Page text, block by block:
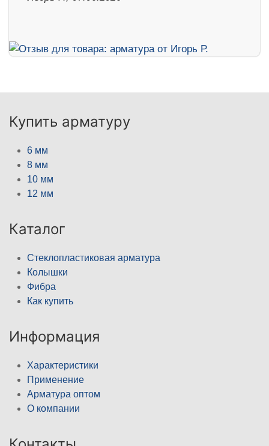
Купить арматуру
6 мм
8 мм
10 мм
12 мм
Каталог
Стеклопластиковая арматура
Колышки
Фибра
Как купить
Информация
Характеристики
Применение
Арматура оптом
О компании